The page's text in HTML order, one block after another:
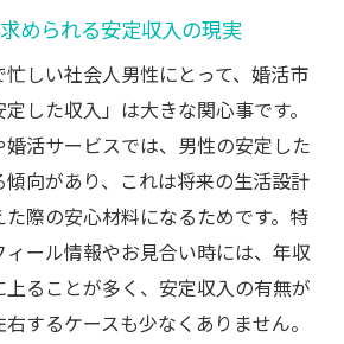
やすい30代男性婚活の第一歩
男性が効率よく婚活を始めるコ
男性に最適な婚活サービスの選
始められる30代の婚活方法まと
無理なく続けられる婚活の工夫
しやすい30代向け婚活戦略の基
められる安定収入の現実
しい社会人男性にとって、婚活市
した収入」は大きな関心事です。
活サービスでは、男性の安定した
向があり、これは将来の生活設計
際の安心材料になるためです。特
ール情報やお見合い時には、年収
ることが多く、安定収入の有無が
するケースも少なくありません。